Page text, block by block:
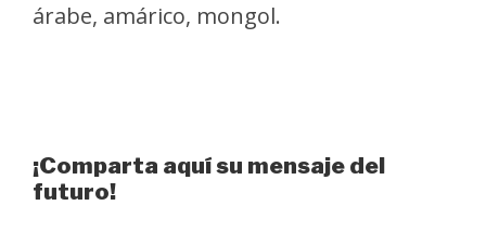
árabe, amárico, mongol.
¡Comparta aquí su mensaje del
futuro!